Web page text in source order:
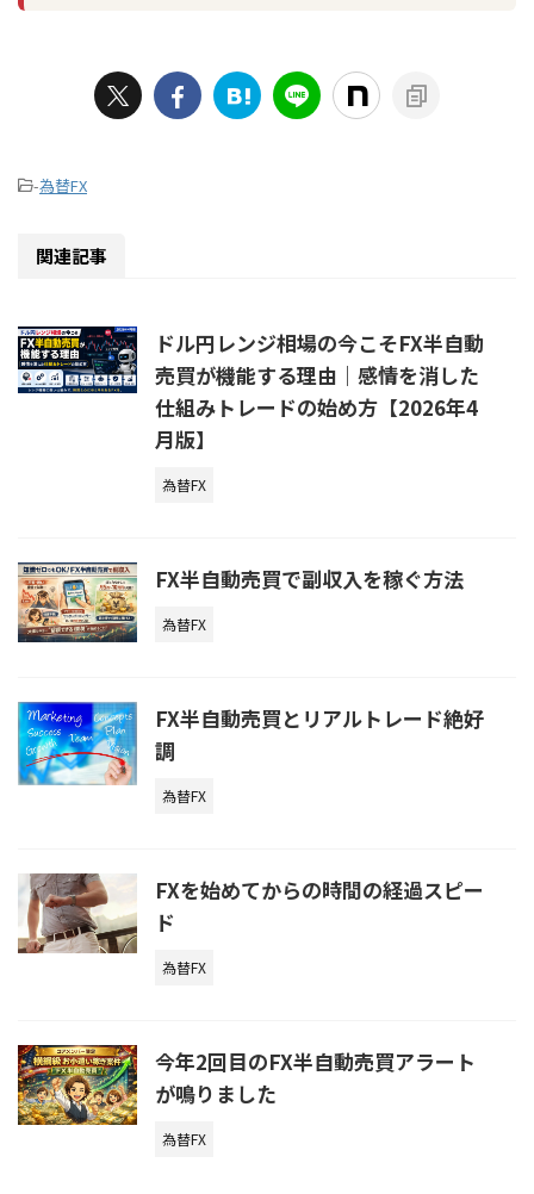
-為替FX
関連記事
ドル円レンジ相場の今こそFX半自動
売買が機能する理由｜感情を消した
仕組みトレードの始め方【2026年4
月版】
為替FX
FX半自動売買で副収入を稼ぐ方法
為替FX
FX半自動売買とリアルトレード絶好
調
為替FX
FXを始めてからの時間の経過スピー
ド
為替FX
今年2回目のFX半自動売買アラート
が鳴りました
為替FX